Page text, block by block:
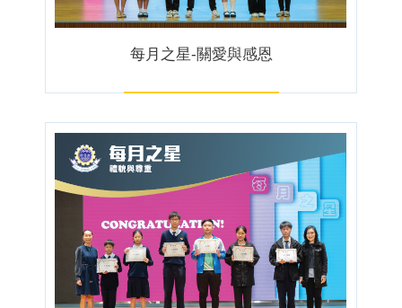
每月之星-關愛與感恩